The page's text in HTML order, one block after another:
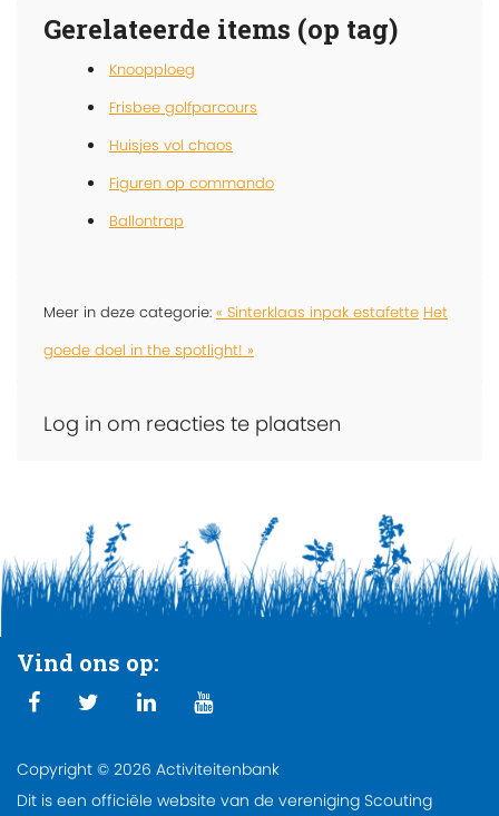
Gerelateerde items (op tag)
Knoopploeg
Frisbee golfparcours
Huisjes vol chaos
Figuren op commando
Ballontrap
Meer in deze categorie: « Sinterklaas inpak estafette Het
goede doel in the spotlight! »
Log in om reacties te plaatsen
Vind ons op:
Copyright © 2026 Activiteitenbank
Dit is een officiële website van de vereniging Scouting